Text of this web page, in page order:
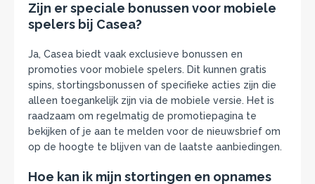
Zijn er speciale bonussen voor mobiele
spelers bij Casea?
Ja, Casea biedt vaak exclusieve bonussen en
promoties voor mobiele spelers. Dit kunnen gratis
spins, stortingsbonussen of specifieke acties zijn die
alleen toegankelijk zijn via de mobiele versie. Het is
raadzaam om regelmatig de promotiepagina te
bekijken of je aan te melden voor de nieuwsbrief om
op de hoogte te blijven van de laatste aanbiedingen.
Hoe kan ik mijn stortingen en opnames